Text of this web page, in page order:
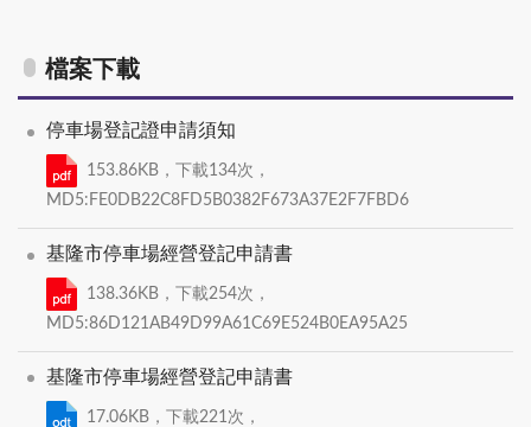
檔案下載
停車場登記證申請須知
153.86KB，下載134次，
MD5:FE0DB22C8FD5B0382F673A37E2F7FBD6
基隆市停車場經營登記申請書
138.36KB，下載254次，
MD5:86D121AB49D99A61C69E524B0EA95A25
基隆市停車場經營登記申請書
17.06KB，下載221次，